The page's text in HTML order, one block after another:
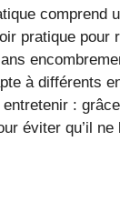
comprend
pratique pour
à différents
:
éviter qu’il